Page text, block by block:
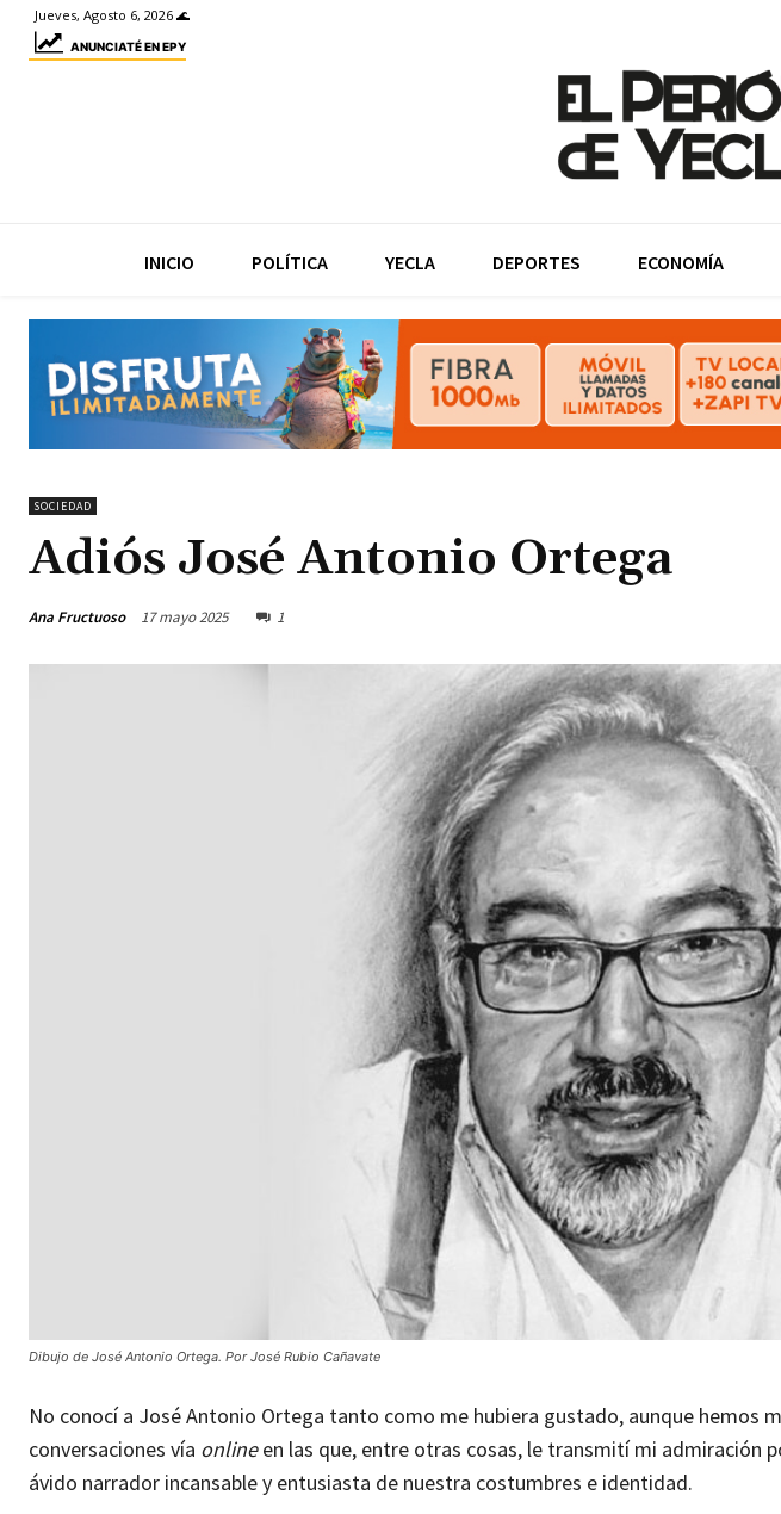
Jueves, Agosto 6, 2026 🌊
ANUNCIATÉ EN EPY
INICIO POLÍTICA YECLA DEPORTES ECONOMÍA
SOCIEDAD
Adiós José Antonio Ortega
Ana Fructuoso 17 mayo 2025 1
Dibujo de José Antonio Ortega. Por José Rubio Cañavate
No conocí a José Antonio Ortega tanto como me hubiera gustado, aunque hemos
conversaciones vía onlineen las que, entre otras cosas, le transmití mi admiración
ávido narrador incansable y entusiasta de nuestra costumbres e identidad.